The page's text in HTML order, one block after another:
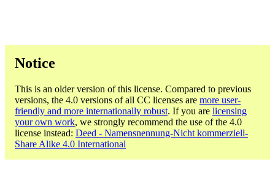
Notice
This is an older version of this license. Compared to previous
versions, the 4.0 versions of all CC licenses are more user-
friendly and more internationally robust. If you are licensing
your own work, we strongly recommend the use of the 4.0
license instead: Deed - Namensnennung-Nicht kommerziell-
Share Alike 4.0 International